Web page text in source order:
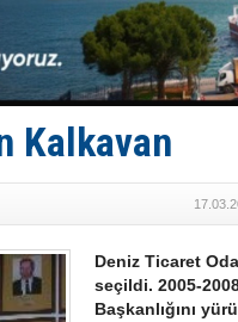
Dünyanın
Keşfedildi:
Van’da
Kalkavan
Deniz Ticaret
seçildi. 2005-
Başkanlığını